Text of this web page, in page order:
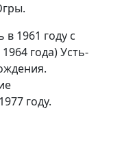
1961 году с
года) Усть-
году.